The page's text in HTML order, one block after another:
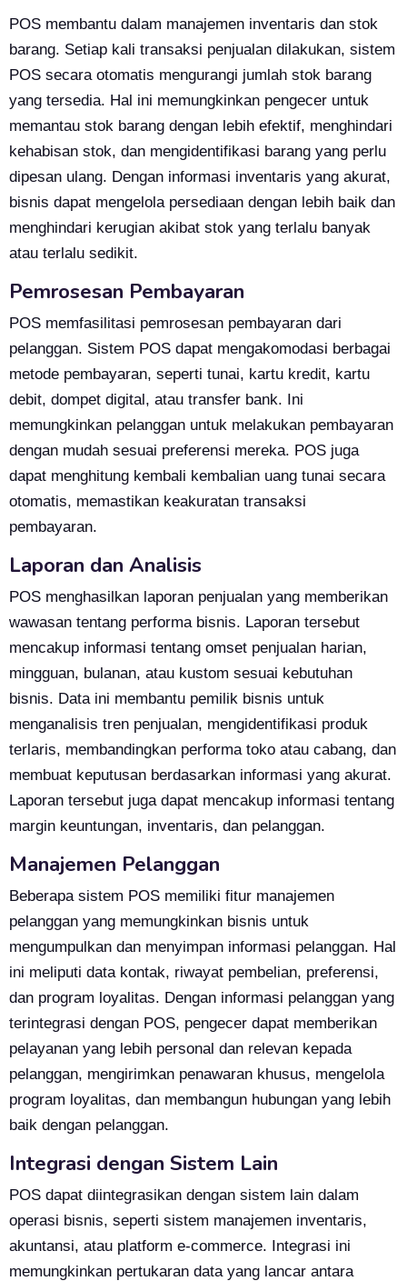
POS membantu dalam manajemen inventaris dan stok
barang. Setiap kali transaksi penjualan dilakukan, sistem
POS secara otomatis mengurangi jumlah stok barang
yang tersedia. Hal ini memungkinkan pengecer untuk
memantau stok barang dengan lebih efektif, menghindari
kehabisan stok, dan mengidentifikasi barang yang perlu
dipesan ulang. Dengan informasi inventaris yang akurat,
bisnis dapat mengelola persediaan dengan lebih baik dan
menghindari kerugian akibat stok yang terlalu banyak
atau terlalu sedikit.
Pemrosesan Pembayaran
POS memfasilitasi pemrosesan pembayaran dari
pelanggan. Sistem POS dapat mengakomodasi berbagai
metode pembayaran, seperti tunai, kartu kredit, kartu
debit, dompet digital, atau transfer bank. Ini
memungkinkan pelanggan untuk melakukan pembayaran
dengan mudah sesuai preferensi mereka. POS juga
dapat menghitung kembali kembalian uang tunai secara
otomatis, memastikan keakuratan transaksi
pembayaran.
Laporan dan Analisis
POS menghasilkan laporan penjualan yang memberikan
wawasan tentang performa bisnis. Laporan tersebut
mencakup informasi tentang omset penjualan harian,
mingguan, bulanan, atau kustom sesuai kebutuhan
bisnis. Data ini membantu pemilik bisnis untuk
menganalisis tren penjualan, mengidentifikasi produk
terlaris, membandingkan performa toko atau cabang, dan
membuat keputusan berdasarkan informasi yang akurat.
Laporan tersebut juga dapat mencakup informasi tentang
margin keuntungan, inventaris, dan pelanggan.
Manajemen Pelanggan
Beberapa sistem POS memiliki fitur manajemen
pelanggan yang memungkinkan bisnis untuk
mengumpulkan dan menyimpan informasi pelanggan. Hal
ini meliputi data kontak, riwayat pembelian, preferensi,
dan program loyalitas. Dengan informasi pelanggan yang
terintegrasi dengan POS, pengecer dapat memberikan
pelayanan yang lebih personal dan relevan kepada
pelanggan, mengirimkan penawaran khusus, mengelola
program loyalitas, dan membangun hubungan yang lebih
baik dengan pelanggan.
Integrasi dengan Sistem Lain
POS dapat diintegrasikan dengan sistem lain dalam
operasi bisnis, seperti sistem manajemen inventaris,
akuntansi, atau platform e-commerce. Integrasi ini
memungkinkan pertukaran data yang lancar antara